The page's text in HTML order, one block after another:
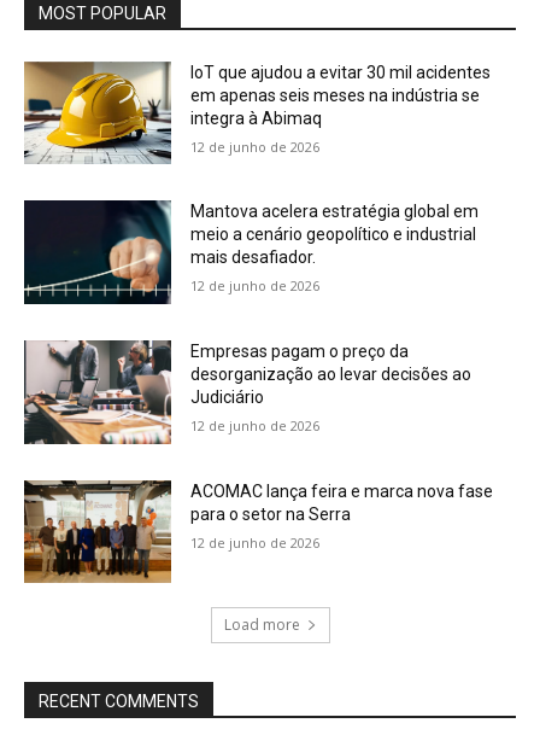
MOST POPULAR
IoT que ajudou a evitar 30 mil acidentes
em apenas seis meses na indústria se
integra à Abimaq
12 de junho de 2026
Mantova acelera estratégia global em
meio a cenário geopolítico e industrial
mais desafiador.
12 de junho de 2026
Empresas pagam o preço da
desorganização ao levar decisões ao
Judiciário
12 de junho de 2026
ACOMAC lança feira e marca nova fase
para o setor na Serra
12 de junho de 2026
Load more
RECENT COMMENTS